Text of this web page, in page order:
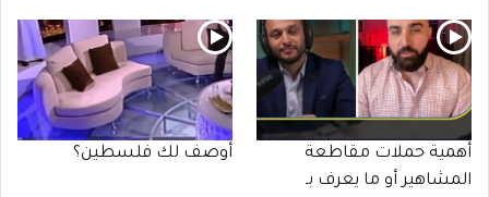
أهمية حملات مقاطعة
المشاهير أو ما يعرف بـ
أوصف لك فلسطين؟